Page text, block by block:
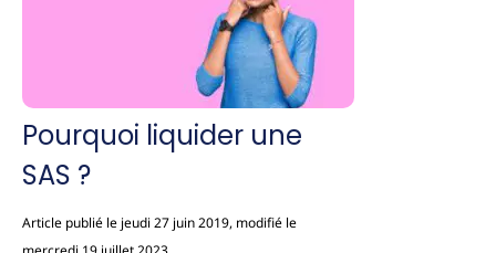
Pourquoi liquider une
SAS ?
Article publié le jeudi 27 juin 2019, modifié le